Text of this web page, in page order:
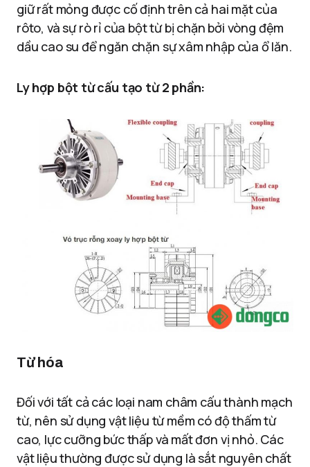
giữ rất mỏng được cố định trên cả hai mặt của
rôto, và sự rò rỉ của bột từ bị chặn bởi vòng đệm
dầu cao su để ngăn chặn sự xâm nhập của ổ lăn.
Ly hợp bột từ cấu tạo từ 2 phần:
Từ hóa
Đối với tất cả các loại nam châm cấu thành mạch
từ, nên sử dụng vật liệu từ mềm có độ thấm từ
cao, lực cưỡng bức thấp và mất đơn vị nhỏ. Các
vật liệu thường được sử dụng là sắt nguyên chất